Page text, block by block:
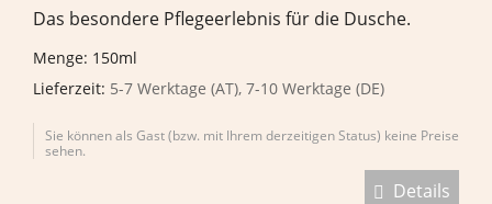
Das besondere Pflegeerlebnis für die Dusche.
Menge: 150ml
Lieferzeit: 5-7 Werktage (AT), 7-10 Werktage (DE)
Sie können als Gast (bzw. mit Ihrem derzeitigen Status) keine Preise
sehen.
Details